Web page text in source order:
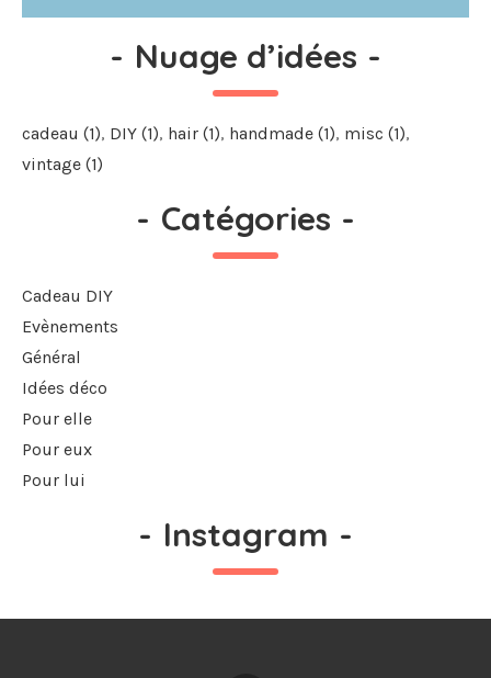
- Nuage d’idées -
cadeau (1) DIY (1) hair (1) handmade (1) misc (1)
vintage (1)
- Catégories -
Cadeau DIY
Evènements
Général
Idées déco
Pour elle
Pour eux
Pour lui
- Instagram -